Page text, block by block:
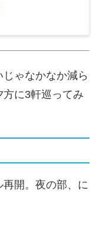
ゃなかなか減ら
に3軒巡ってみ
開。夜の部、に